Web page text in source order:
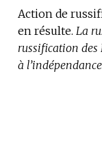
Action de
en résulte. La
russification des
à